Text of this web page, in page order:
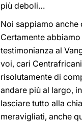
più deboli…
Noi sappiamo anche
Certamente
testimonianza al
voi, cari
risolutamente di
andare più al largo,
lasciare tutto alla
meravigliati, anche